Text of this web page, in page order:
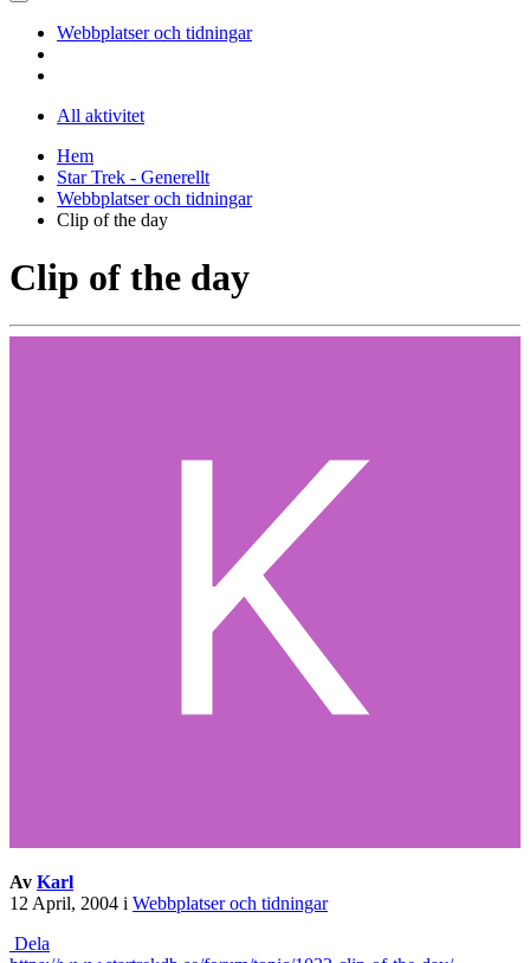
Webbplatser och tidningar
All aktivitet
Hem
Star Trek - Generellt
Webbplatser och tidningar
Clip of the day
Clip of the day
Av Karl
12 April, 2004 i Webbplatser och tidningar
Dela